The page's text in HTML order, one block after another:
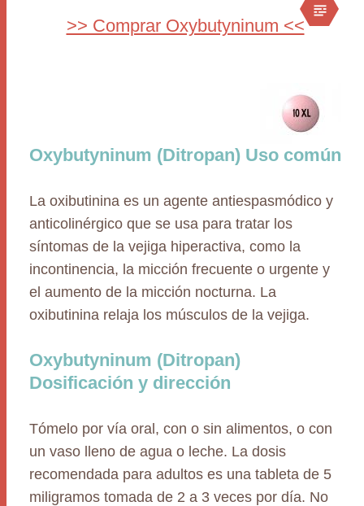
>> Comprar Oxybutyninum <<
Oxybutyninum (Ditropan) Uso común
La oxibutinina es un agente antiespasmódico y
anticolinérgico que se usa para tratar los
síntomas de la vejiga hiperactiva, como la
incontinencia, la micción frecuente o urgente y
el aumento de la micción nocturna. La
oxibutinina relaja los músculos de la vejiga.
Oxybutyninum (Ditropan)
Dosificación y dirección
Tómelo por vía oral, con o sin alimentos, o con
un vaso lleno de agua o leche. La dosis
recomendada para adultos es una tableta de 5
miligramos tomada de 2 a 3 veces por día. No